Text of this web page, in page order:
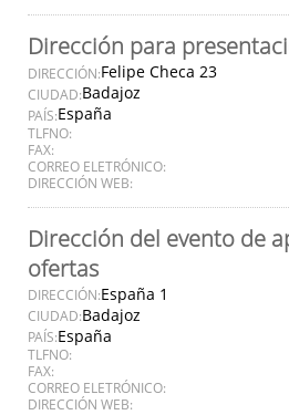
Dirección para
DIRECCIÓN:Felipe Checa 23
CIUDAD:Badajoz
PAÍS:España
TLFNO:
FAX:
CORREO ELETRÓNICO:
DIRECCIÓN WEB:
Dirección del evento de
ofertas
DIRECCIÓN:España 1
CIUDAD:Badajoz
PAÍS:España
TLFNO:
FAX:
CORREO ELETRÓNICO:
DIRECCIÓN WEB: